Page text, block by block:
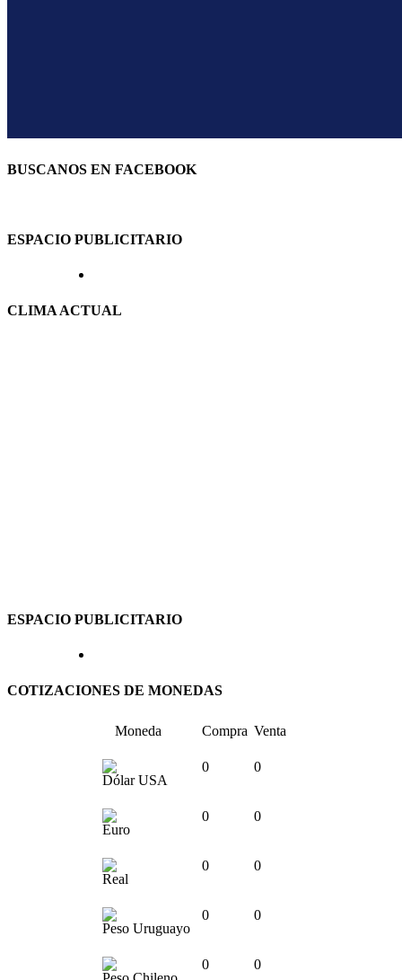
BUSCANOS EN FACEBOOK
ESPACIO PUBLICITARIO
CLIMA ACTUAL
ESPACIO PUBLICITARIO
COTIZACIONES DE MONEDAS
Moneda Compra Venta
Dólar USA
0 0
Euro
0 0
Real
0 0
Peso Uruguayo
0 0
0 0